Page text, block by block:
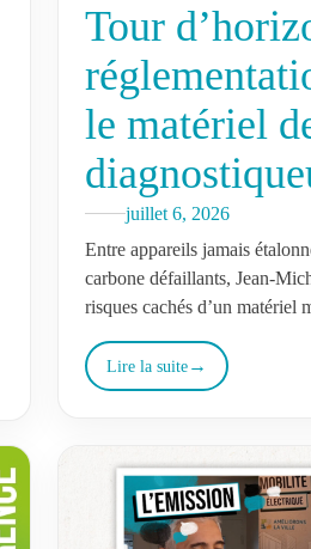
Tour
le matériel
juillet 6, 2026
Entre appareils jamais
carbone défaillants, Jean-
risques cachés d’un
Lire la suite